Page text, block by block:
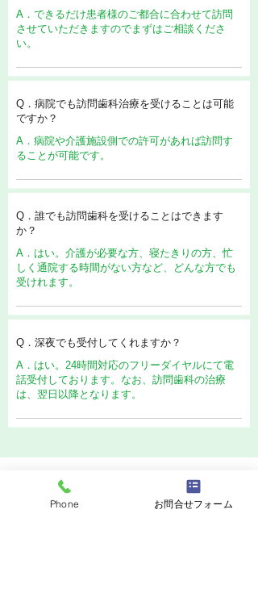
A．できるだけ患者様のご都合に合わせて訪問
させていただきますのでまずはご相談くださ
い。
Q．病院でも訪問歯科治療を受けることは可能
ですか？
A．病院や介護施設側での許可があれば訪問す
ることが可能です。
Q．誰でも訪問歯科を受けることはできます
か？
A．はい。介護が必要な方、寝たきりの方、忙
しく通院する時間がない方など、どんな方でも
受けれます。
Q．深夜でも受付してくれますか？
A．はい。24時間対応のフリーダイヤルにて電
話受付しております。なお、訪問歯科の治療
は、翌日以降となります。
Phone お問合せフォーム